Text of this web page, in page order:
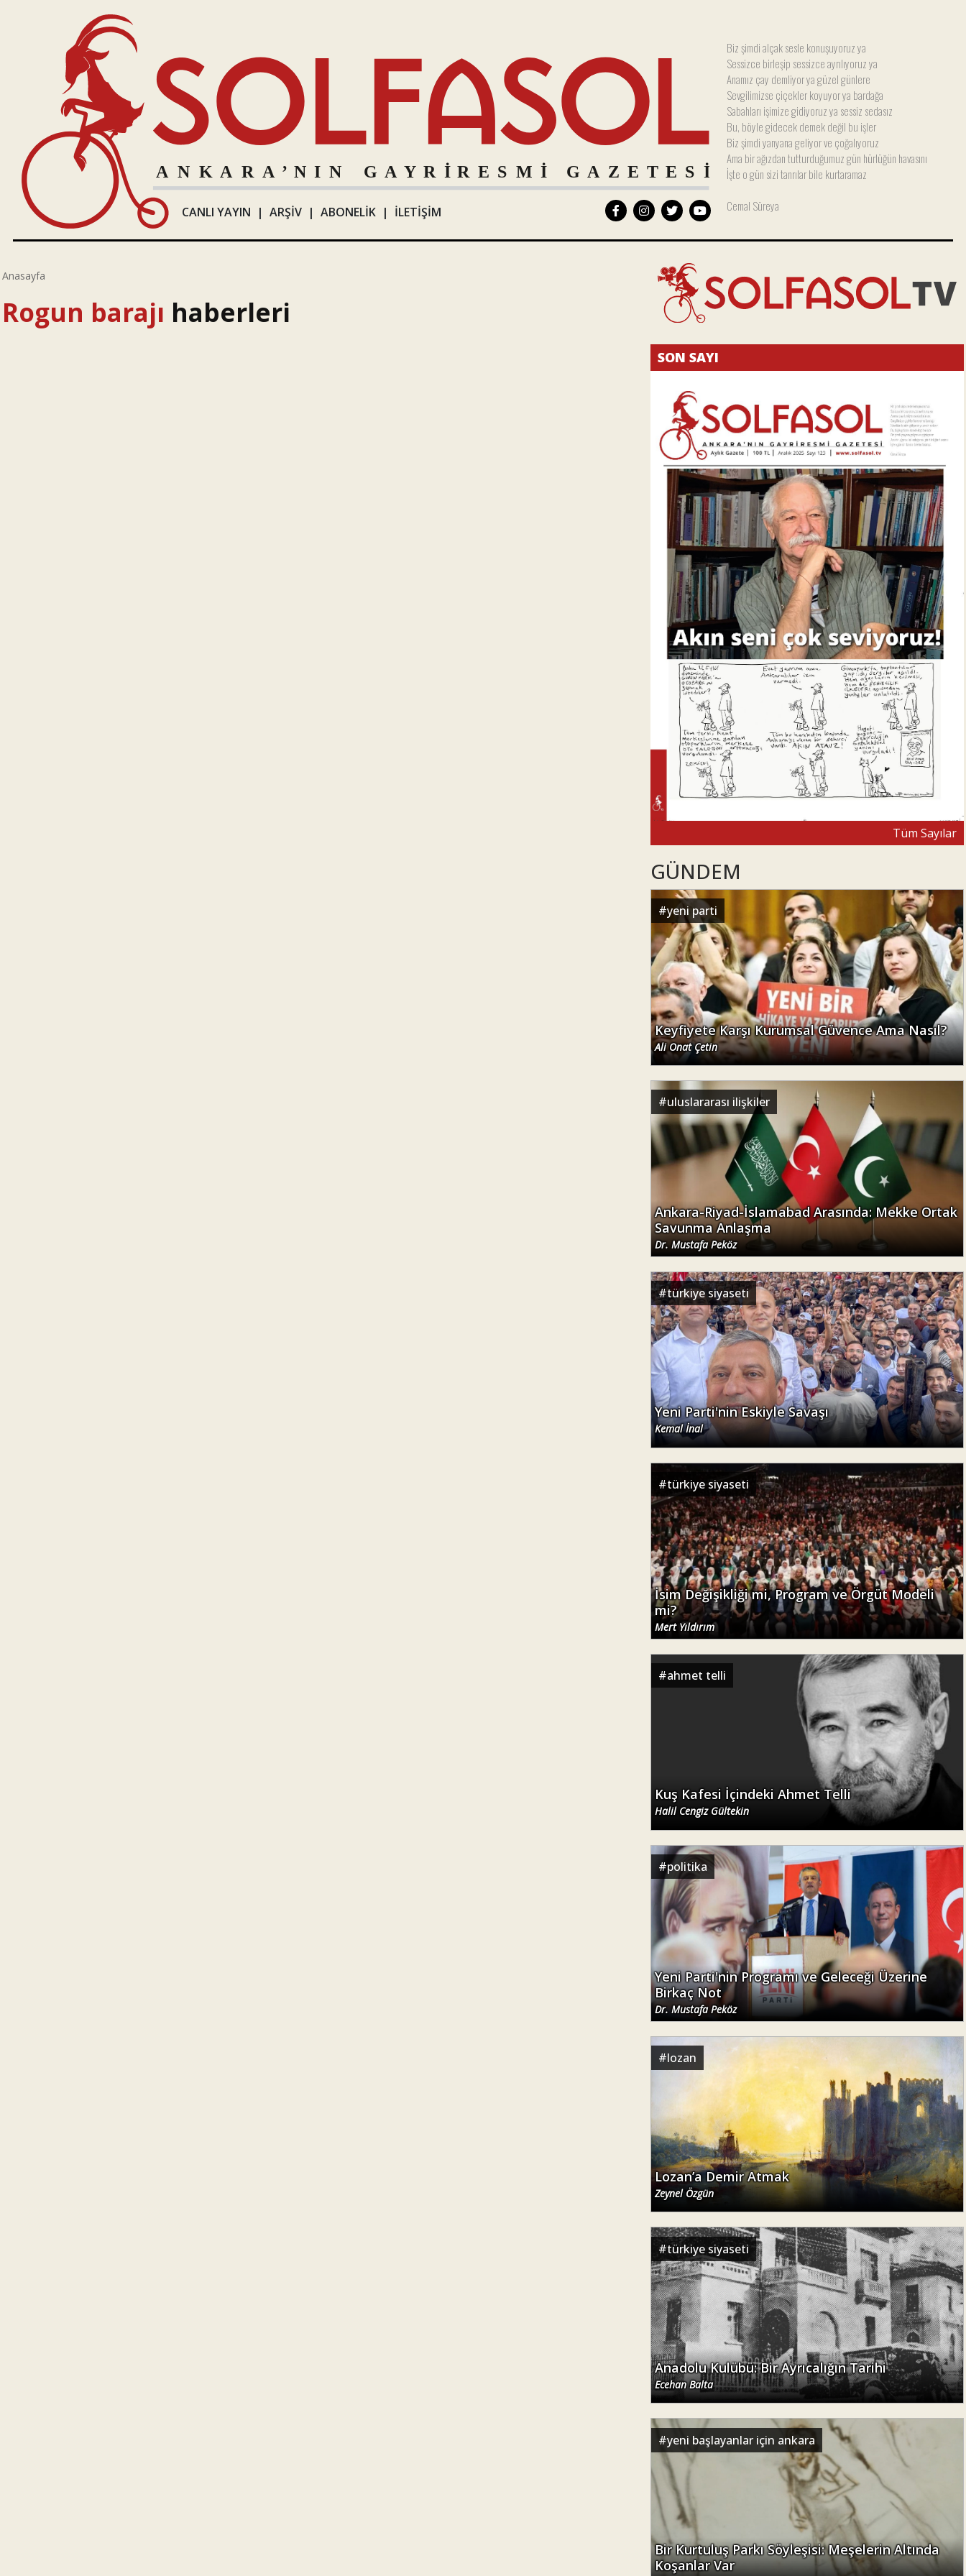
CANLI YAYIN |ARŞİV |ABONELİK | İLETİŞİM
Biz şimdi alçak sesle konuşuyoruz ya
Sessizce birleşip sessizce ayrılıyoruz ya
Anamız çay demliyor ya güzel günlere
Sevgilimizse çiçekler koyuyor ya bardağa
Sabahları işimize gidiyoruz ya sessiz sedasız
Bu, böyle gidecek demek değil bu işler
Biz şimdi yanyana geliyor ve çoğalıyoruz
Ama bir ağızdan tutturduğumuz gün hürlüğün havasını
İşte o gün sizi tanrılar bile kurtaramaz
Cemal Süreya
Anasayfa
Rogun barajı haberleri
SON SAYI
Tüm Sayılar
GÜNDEM
#yeni parti
Keyfiyete Karşı Kurumsal Güvence Ama Nasıl?
Ali Onat Çetin
#uluslararası ilişkiler
Ankara-Riyad-İslamabad Arasında: Mekke Ortak
Savunma Anlaşma
Dr. Mustafa Peköz
#türkiye siyaseti
Yeni Parti'nin Eskiyle Savaşı
Kemal İnal
#türkiye siyaseti
İsim Değişikliği mi, Program ve Örgüt Modeli
mi?
Mert Yıldırım
#ahmet telli
Kuş Kafesi İçindeki Ahmet Telli
Halil Cengiz Gültekin
#politika
Yeni Parti'nin Programı ve Geleceği Üzerine
Birkaç Not
Dr. Mustafa Peköz
#lozan
Lozan’a Demir Atmak
Zeynel Özgün
#türkiye siyaseti
Anadolu Kulübü: Bir Ayrıcalığın Tarihi
Ecehan Balta
#yeni başlayanlar için ankara
Bir Kurtuluş Parkı Söyleşisi: Meşelerin Altında
Koşanlar Var